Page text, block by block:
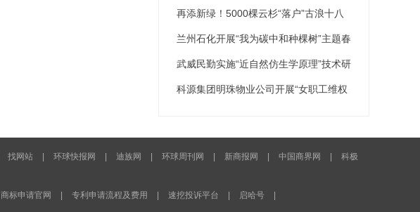
6453.26万股 质押期限至2024年1月19
再添新绿！5000棵云杉“落户”古浪十八
里堡
兰州石化开展“我为碳中和种棵树”主题春
季义务植树活动
武威民勤实施“近自然仿生学原理”技术研
究项目
科源集团明珠物业公司开展“女职工维权
找网站 环球快报网 迪族网 环球周刊网 新商报网 中国商界网 科极
商标申请官网 专利申请流程及费用 速挖投诉平台 启哈号